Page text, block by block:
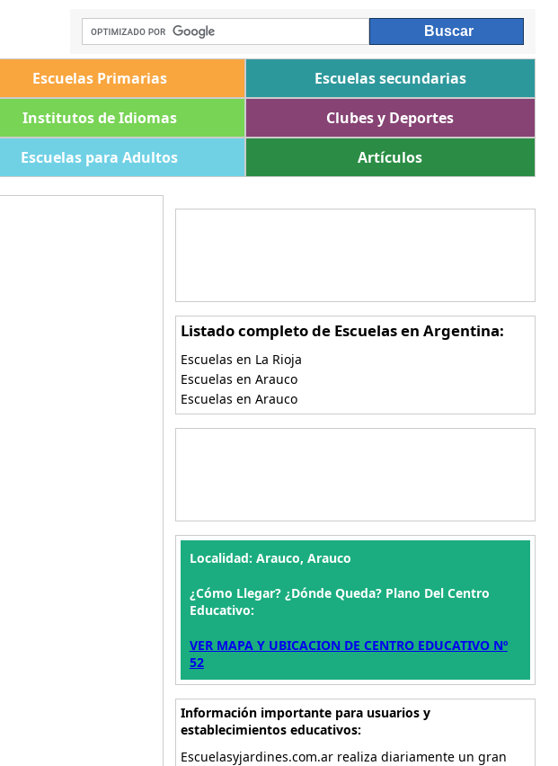
Escuelas Primarias
Escuelas secundarias
Institutos de Idiomas
Clubes y Deportes
Escuelas para Adultos Artículos
Listado completo de Escuelas en Argentina:
Escuelas en La Rioja
Escuelas en Arauco
Escuelas en Arauco
Localidad: Arauco, Arauco
¿Cómo Llegar? ¿Dónde Queda? Plano Del Centro
Educativo:
VER MAPA Y UBICACION DE CENTRO EDUCATIVO Nº
52
Información importante para usuarios y
establecimientos educativos:
Escuelasyjardines.com.ar realiza diariamente un gran